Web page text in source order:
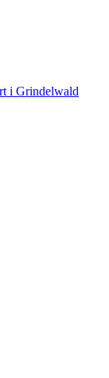
i Grindelwald